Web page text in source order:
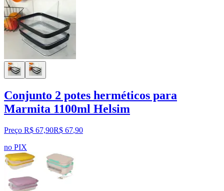
Conjunto 2 potes herméticos para
Marmita 1100ml Helsim
Preço R$ 67,90R$ 67,90
no PIX